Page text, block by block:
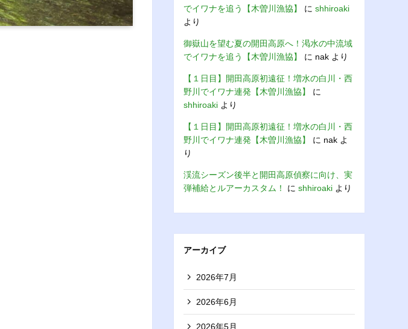
でイワナを追う【木曽川漁協】
に shhiroaki
より
御嶽山を望む夏の開田高原へ！渇水の中流域
でイワナを追う【木曽川漁協】
に nak より
【１日目】開田高原初遠征！増水の白川・西
野川でイワナ連発【木曽川漁協】
に
shhiroaki より
【１日目】開田高原初遠征！増水の白川・西
野川でイワナ連発【木曽川漁協】
に nak よ
り
渓流シーズン後半と開田高原偵察に向け、実
弾補給とルアーカスタム！
に shhiroaki より
アーカイブ
2026年7月
2026年6月
2026年5月